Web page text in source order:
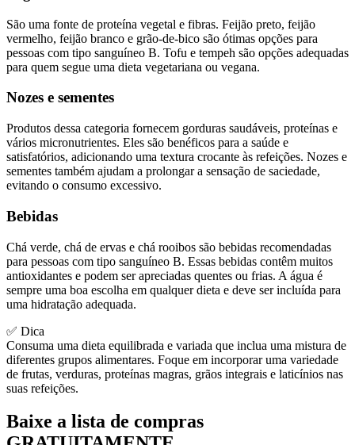
São uma fonte de proteína vegetal e fibras. Feijão preto, feijão
vermelho, feijão branco e grão-de-bico são ótimas opções para
pessoas com tipo sanguíneo B. Tofu e tempeh são opções adequadas
para quem segue uma dieta vegetariana ou vegana.
Nozes e sementes
Produtos dessa categoria fornecem gorduras saudáveis, proteínas e
vários micronutrientes. Eles são benéficos para a saúde e
satisfatórios, adicionando uma textura crocante às refeições. Nozes e
sementes também ajudam a prolongar a sensação de saciedade,
evitando o consumo excessivo.
Bebidas
Chá verde, chá de ervas e chá rooibos são bebidas recomendadas
para pessoas com tipo sanguíneo B. Essas bebidas contêm muitos
antioxidantes e podem ser apreciadas quentes ou frias. A água é
sempre uma boa escolha em qualquer dieta e deve ser incluída para
uma hidratação adequada.
✅ Dica
Consuma uma dieta equilibrada e variada que inclua uma mistura de
diferentes grupos alimentares. Foque em incorporar uma variedade
de frutas, verduras, proteínas magras, grãos integrais e laticínios nas
suas refeições.
Baixe a lista de compras